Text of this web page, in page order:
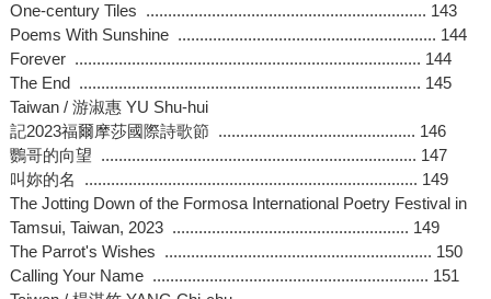
One-century Tiles ................................................................ 143
Poems With Sunshine ........................................................... 144
Forever ............................................................................... 144
The End .............................................................................. 145
Taiwan / 游淑惠 YU Shu-hui
記2023福爾摩莎國際詩歌節 ............................................. 146
鸚哥的向望 ........................................................................ 147
叫妳的名 ............................................................................ 149
The Jotting Down of the Formosa International Poetry Festival in
Tamsui, Taiwan, 2023 ...................................................... 149
The Parrot's Wishes ............................................................. 150
Calling Your Name ............................................................... 151